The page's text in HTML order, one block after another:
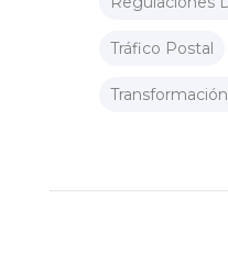
Tráfico Postal